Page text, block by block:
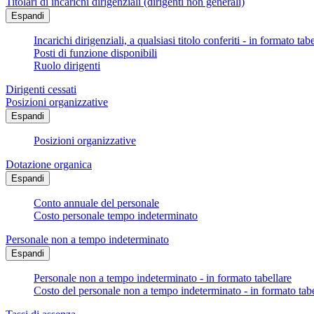
Espandi
Incarichi dirigenziali, a qualsiasi titolo conferiti - in formato
Posti di funzione disponibili
Ruolo dirigenti
Dirigenti cessati
Posizioni organizzative
Espandi
Posizioni organizzative
Dotazione organica
Espandi
Conto annuale del personale
Costo personale tempo indeterminato
Personale non a tempo indeterminato
Espandi
Personale non a tempo indeterminato - in formato tabellare
Costo del personale non a tempo indeterminato - in formato